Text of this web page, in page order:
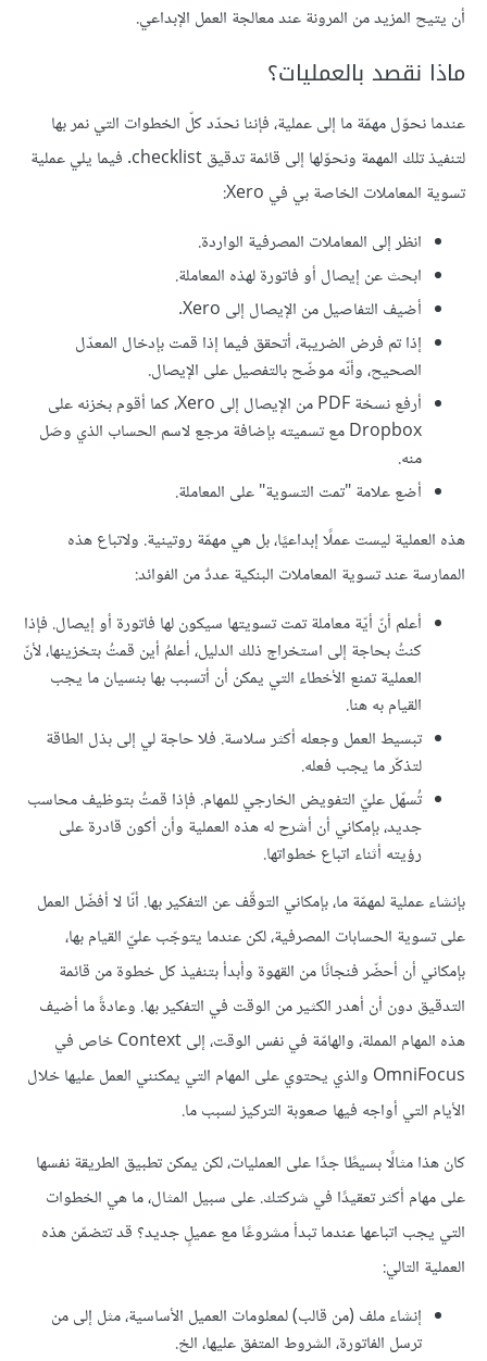
أن يتيح المزيد من المرونة عند معالجة العمل الإبداعي.
ماذا نقصد بالعمليات؟
عندما نحوّل مهمّة ما إلى عملية، فإننا نحدّد كلّ الخطوات التي نمر بها
لتنفيذ تلك المهمة ونحوّلها إلى قائمة تدقيق checklist. فيما يلي عملية
تسوية المعاملات الخاصة بي في Xero:
انظر إلى المعاملات المصرفية الواردة.
ابحث عن إيصال أو فاتورة لهذه المعاملة.
أضيف التفاصيل من الإيصال إلى Xero.
إذا تم فرض الضريبة، أتحقق فيما إذا قمت بإدخال المعدّل
الصحيح، وأنّه موضّح بالتفصيل على الإيصال.
أرفع نسخة PDF من الإيصال إلى Xero، كما أقوم بخزنه على
Dropbox مع تسميته بإضافة مرجع لاسم الحساب الذي وصَل
منه.
أضع علامة "تمت التسوية" على المعاملة.
هذه العملية ليست عملًا إبداعيًا، بل هي مهمّة روتينية. ولاتباع هذه
الممارسة عند تسوية المعاملات البنكية عددٌ من الفوائد:
أعلم أنّ أيّة معاملة تمت تسويتها سيكون لها فاتورة أو إيصال. فإذا
كنتُ بحاجة إلى استخراج ذلك الدليل، أعلمُ أين قمتُ بتخزينها، لأنّ
العملية تمنع الأخطاء التي يمكن أن أتسبب بها بنسيان ما يجب
القيام به هنا.
تبسيط العمل وجعله أكثر سلاسة. فلا حاجة لي إلى بذل الطاقة
لتذكّر ما يجب فعله.
تُسهّل عليّ التفويض الخارجي للمهام. فإذا قمتُ بتوظيف محاسب
جديد، بإمكاني أن أشرح له هذه العملية وأن أكون قادرة على
رؤيته أثناء اتباع خطواتها.
بإنشاء عملية لمهمّة ما، بإمكاني التوقّف عن التفكير بها. أنّا لا أفضّل العمل
على تسوية الحسابات المصرفية، لكن عندما يتوجّب عليّ القيام بها،
بإمكاني أن أحضّر فنجانًا من القهوة وأبدأ بتنفيذ كل خطوة من قائمة
التدقيق دون أن أهدر الكثير من الوقت في التفكير بها. وعادةً ما أضيف
هذه المهام المملة، والهامّة في نفس الوقت، إلى Context خاص في
OmniFocus والذي يحتوي على المهام التي يمكنني العمل عليها خلال
الأيام التي أواجه فيها صعوبة التركيز لسبب ما.
كان هذا مثالًا بسيطًا جدًا على العمليات، لكن يمكن تطبيق الطريقة نفسها
على مهام أكثر تعقيدًا في شركتك. على سبيل المثال، ما هي الخطوات
التي يجب اتباعها عندما تبدأ مشروعًا مع عميلٍ جديد؟ قد تتضمّن هذه
العملية التالي:
إنشاء ملف (من قالب) لمعلومات العميل الأساسية، مثل إلى من
ترسل الفاتورة، الشروط المتفق عليها، الخ.